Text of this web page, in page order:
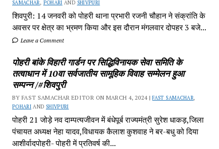
SAMACHAR , POHARI AND SHIVPURI
शिवपुरी: 14 जनवरी को पोहरी थाना प्रभारी रजनी चौहान ने संक्रांति के
अवसर पर क्षेत्र का भ्रमण किया और इस दौरान मंगलवार दोपहर 3 बजे...
Leave a Comment
पोहरी बांके विहारी गार्डन पर सिद्धिविनायक सेवा समिति के
तत्वाधान में 10वा सर्वजातीय सामूहिक विवाह सम्मेलन हुआ
सम्पन्न /#शिवपुरी
BY FAST SAMACHAR EDITOR ON MARCH 4, 2024 |FAST SAMACHAR,
POHARI AND SHIVPURI
पोहरी 21 जोड़े नव दाम्पत्यजीवन में बंधेपूर्ब राज्यमंत्री सुरेश धाकड़,जिला
पंचायत अध्यक्ष नेहा यादव,विधायक कैलाश कुशवाह ने बर-बधु को दिया
आशीर्वादपोहरी- पोहरी में प्रतिवर्ष की...